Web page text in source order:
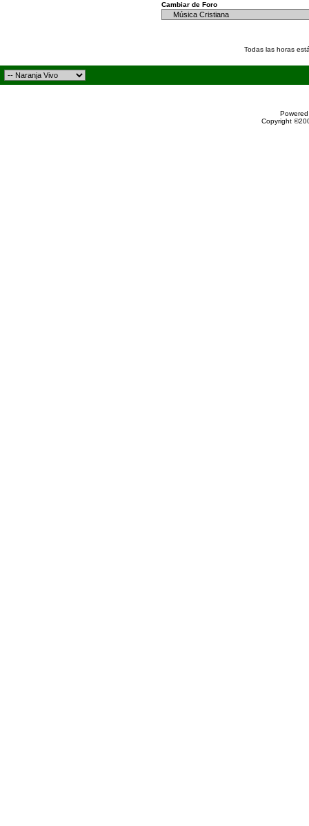
Cambiar de Foro
Todas las horas
Copyright